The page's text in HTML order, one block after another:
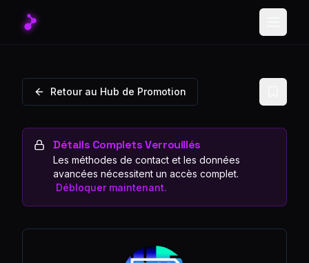
Retour au Hub de Promotion
Détails Complets Verrouillés
Les méthodes de contact et les données
avancées nécessitent un accès complet.
Débloquer maintenant.